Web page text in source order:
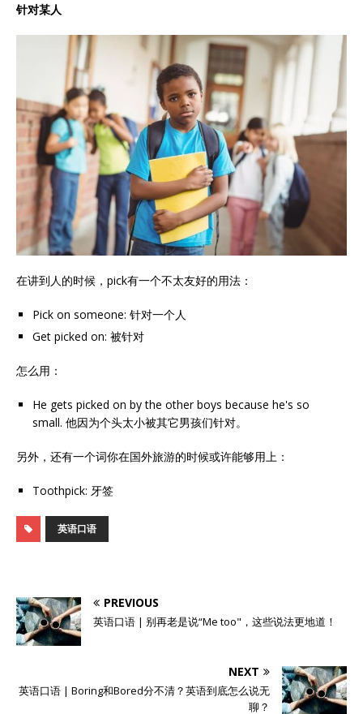
针对某人
在讲到人的时候，pick有一个不太友好的用法：
Pick on someone: 针对一个人
Get picked on: 被针对
怎么用：
He gets picked on by the other boys because he's so
small. 他因为个头太小被其它男孩们针对。
另外，还有一个词你在国外旅游的时候或许能够用上：
Toothpick: 牙签
英语口语
PREVIOUS
英语口语 | 别再老是说“Me too"，这些说法更地道！
NEXT
英语口语 | Boring和Bored分不清？英语到底怎么说无
聊？